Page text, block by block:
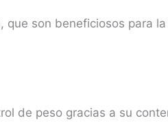
son beneficiosos para
de peso gracias a su